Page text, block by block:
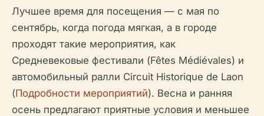
Лучшее время для посещения — с мая по
сентябрь, когда погода мягкая, а в городе
проходят такие мероприятия, как
Средневековые фестивали (Fêtes Médiévales) и
автомобильный ралли Circuit Historique de Laon
(Подробности мероприятий). Весна и ранняя
осень предлагают приятные условия и меньшее